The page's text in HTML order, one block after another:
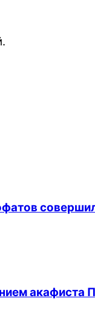
акафиста